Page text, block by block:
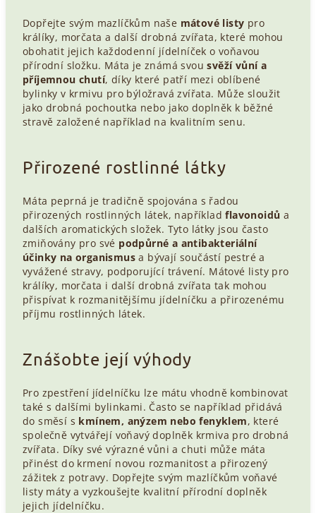
Dopřejte svým mazlíčkům naše mátové listy pro
králíky, morčata a další drobná zvířata, které mohou
obohatit jejich každodenní jídelníček o voňavou
přírodní složku. Máta je známá svou svěží vůní a
příjemnou chutí, díky které patří mezi oblíbené
bylinky v krmivu pro býložravá zvířata. Může sloužit
jako drobná pochoutka nebo jako doplněk k běžné
stravě založené například na kvalitním senu.
Přirozené rostlinné látky
Máta peprná je tradičně spojována s řadou
přirozených rostlinných látek, napříkladflavonoidů a
dalších aromatických složek. Tyto látky jsou často
zmiňovány pro své podpůrné a antibakteriální
účinky na organismusa bývají součástí pestré a
vyvážené stravy, podporující trávení. Mátové listy pro
králíky, morčata i další drobná zvířata tak mohou
přispívat k rozmanitějšímu jídelníčku a přirozenému
příjmu rostlinných látek.
Znášobte její výhody
Pro zpestření jídelníčku lze mátu vhodně kombinovat
také s dalšími bylinkami. Často se například přidává
do směsí s kmínem, anýzem nebo fenyklem, které
společně vytvářejí voňavý doplněk krmiva pro drobná
zvířata. Díky své výrazné vůni a chuti může máta
přinést do krmení novou rozmanitost a přirozený
zážitek z potravy. Dopřejte svým mazlíčkům voňavé
listy máty a vyzkoušejte kvalitní přírodní doplněk
jejich jídelníčku.